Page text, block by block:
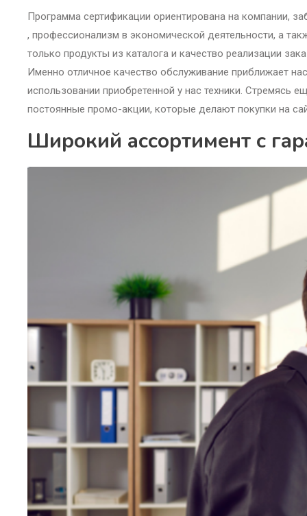
Программа сертификации ориентирована на компании,
, профессионализм в экономической деятельности, а
только продукты из каталога и качество реализации
Именно отличное качество обслуживание приближает
использовании приобретенной у нас техники. Стремясь
постоянные промо-акции, которые делают покупки на
Широкий ассортимент с